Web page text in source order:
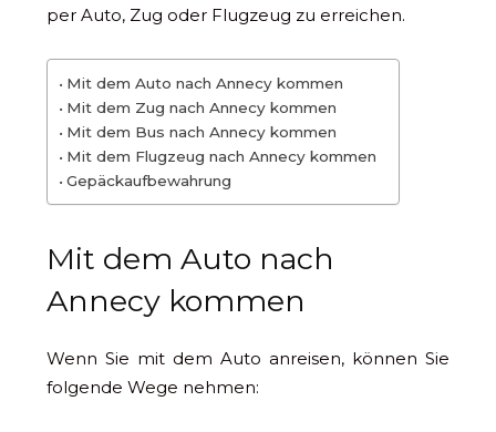
per Auto, Zug oder Flugzeug zu erreichen.
Mit dem Auto nach Annecy kommen
Mit dem Zug nach Annecy kommen
Mit dem Bus nach Annecy kommen
Mit dem Flugzeug nach Annecy kommen
Gepäckaufbewahrung
Mit dem Auto nach
Annecy kommen
Wenn Sie mit dem Auto anreisen, können Sie
folgende Wege nehmen: